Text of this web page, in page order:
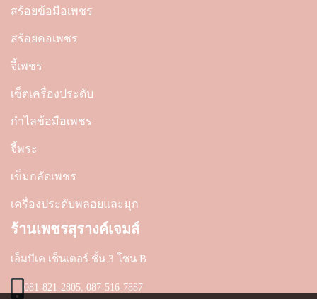
สร้อยข้อมือเพชร
สร้อยคอเพชร
จี้เพชร
เซ็ตเครื่องประดับ
กำไลข้อมือเพชร
จี้พระ
เข็มกลัดเพชร
เครื่องประดับพลอยและมุก
ร้านเพชรสุรางค์เจมส์
เอ็มบีเค เซ็นเตอร์ ชั้น 3 โซน B
081-821-2805, 087-516-7887